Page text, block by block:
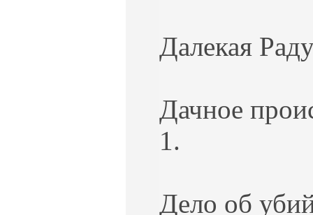
Далекая
Дачное
1.
Дело об